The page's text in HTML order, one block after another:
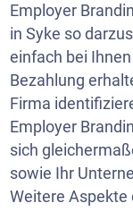
Employer
in Syke so
einfach bei
Bezahlung
Firma
Employer
sich
sowie Ihr
Weitere Aspekte